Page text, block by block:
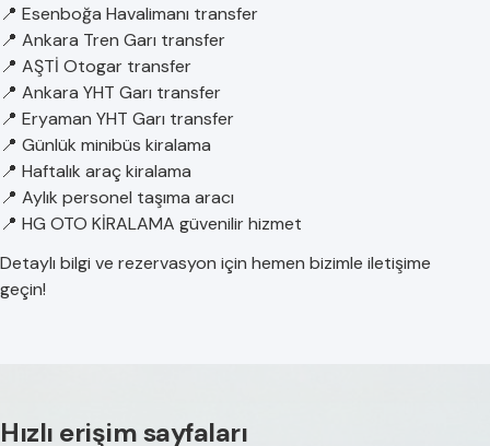
📍 Esenboğa Havalimanı transfer
📍 Ankara Tren Garı transfer
📍 AŞTİ Otogar transfer
📍 Ankara YHT Garı transfer
📍 Eryaman YHT Garı transfer
📍 Günlük minibüs kiralama
📍 Haftalık araç kiralama
📍 Aylık personel taşıma aracı
📍 HG OTO KİRALAMA güvenilir hizmet
Detaylı bilgi ve rezervasyon için hemen bizimle iletişime
geçin!
Hızlı erişim sayfaları